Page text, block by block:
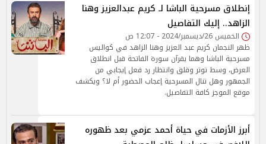
إنطلاق مسرحية الباشا لـ كريم عبدالعزيز وهنا
الزاهد.. إليك التفاصيل
الخميس 26/ديسمبر/2024 - 12:07 ص
ظهر النجمان كريم عبد العزيز وهنا الزاهد في كواليس
مسرحية الباشا وهما يقرآن سورة الفاتحة قبل انطلاق
العرض، وسط توتر وقلق وانتظار رد فعل إيجابي من
الجمهور وهل تنال المسرحية إعجاب الحضور أم لا؟ ويكشف
موقع الموجز كافة التفاصيل.
أبرز الأزمات في حياة أحمد عزمي بعد ظهوره